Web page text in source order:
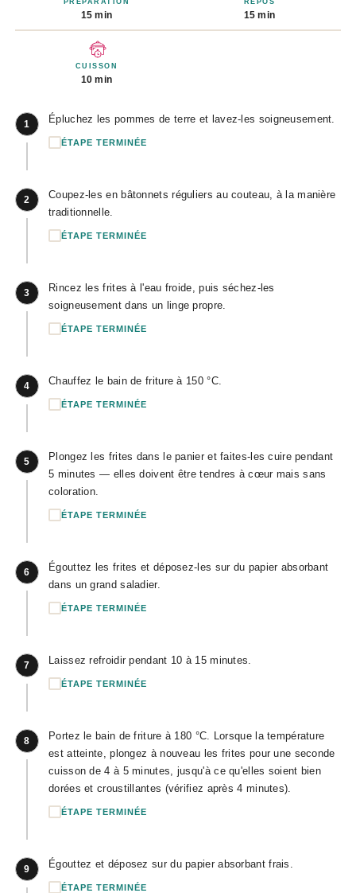
15 min 15 min
CUISSON
10 min
1 Épluchez les pommes de terre et lavez-les soigneusement.
ÉTAPE TERMINÉE
2
Coupez-les en bâtonnets réguliers au couteau, à la manière
traditionnelle.
ÉTAPE TERMINÉE
3
Rincez les frites à l'eau froide, puis séchez-les
soigneusement dans un linge propre.
ÉTAPE TERMINÉE
4 Chauffez le bain de friture à 150 °C.
ÉTAPE TERMINÉE
5
Plongez les frites dans le panier et faites-les cuire pendant
5 minutes — elles doivent être tendres à cœur mais sans
coloration.
ÉTAPE TERMINÉE
6
Égouttez les frites et déposez-les sur du papier absorbant
dans un grand saladier.
ÉTAPE TERMINÉE
7 Laissez refroidir pendant 10 à 15 minutes.
ÉTAPE TERMINÉE
8
Portez le bain de friture à 180 °C. Lorsque la température
est atteinte, plongez à nouveau les frites pour une seconde
cuisson de 4 à 5 minutes, jusqu'à ce qu'elles soient bien
dorées et croustillantes (vérifiez après 4 minutes).
ÉTAPE TERMINÉE
9 Égouttez et déposez sur du papier absorbant frais.
ÉTAPE TERMINÉE